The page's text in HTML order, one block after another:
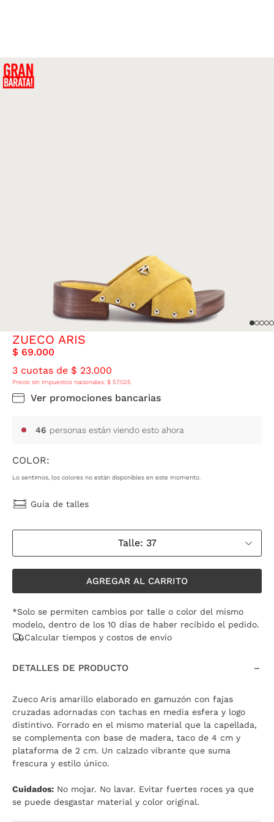
ZUECO ARIS
$ 69.000
3 cuotas de $ 23.000
Precio sin impuestos nacionales: $ 57.025
Ver promociones bancarias
46 personas están viendo esto ahora
COLOR:
Lo sentimos, los colores no están disponibles en este momento.
Guía de talles
Talle: 37
AGREGAR AL CARRITO
*Solo se permiten cambios por talle o color del mismo
modelo, dentro de los 10 días de haber recibido el pedido.
Calcular tiempos y costos de envío
DETALLES DE PRODUCTO
Zueco Aris amarillo elaborado en gamuzón con fajas
cruzadas adornadas con tachas en media esfera y logo
distintivo. Forrado en el mismo material que la capellada,
se complementa con base de madera, taco de 4 cm y
plataforma de 2 cm. Un calzado vibrante que suma
frescura y estilo único.
Cuidados: No mojar. No lavar. Evitar fuertes roces ya que
se puede desgastar material y color original.